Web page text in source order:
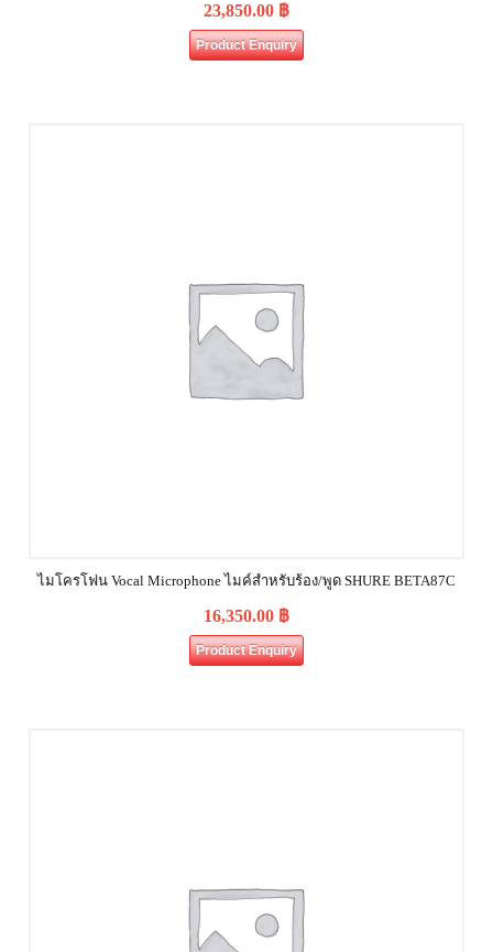
23,850.00 ฿
Product Enquiry
ไมโครโฟน Vocal Microphone ไมค์สำหรับร้อง/พูด SHURE BETA87C
16,350.00 ฿
Product Enquiry